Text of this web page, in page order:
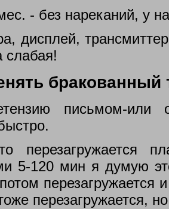
- без нареканий, у
дисплей,
слабая!
бракованный
письмом-или
перезагружается
5-120 мин я думую
перезагружается
перезагружается,